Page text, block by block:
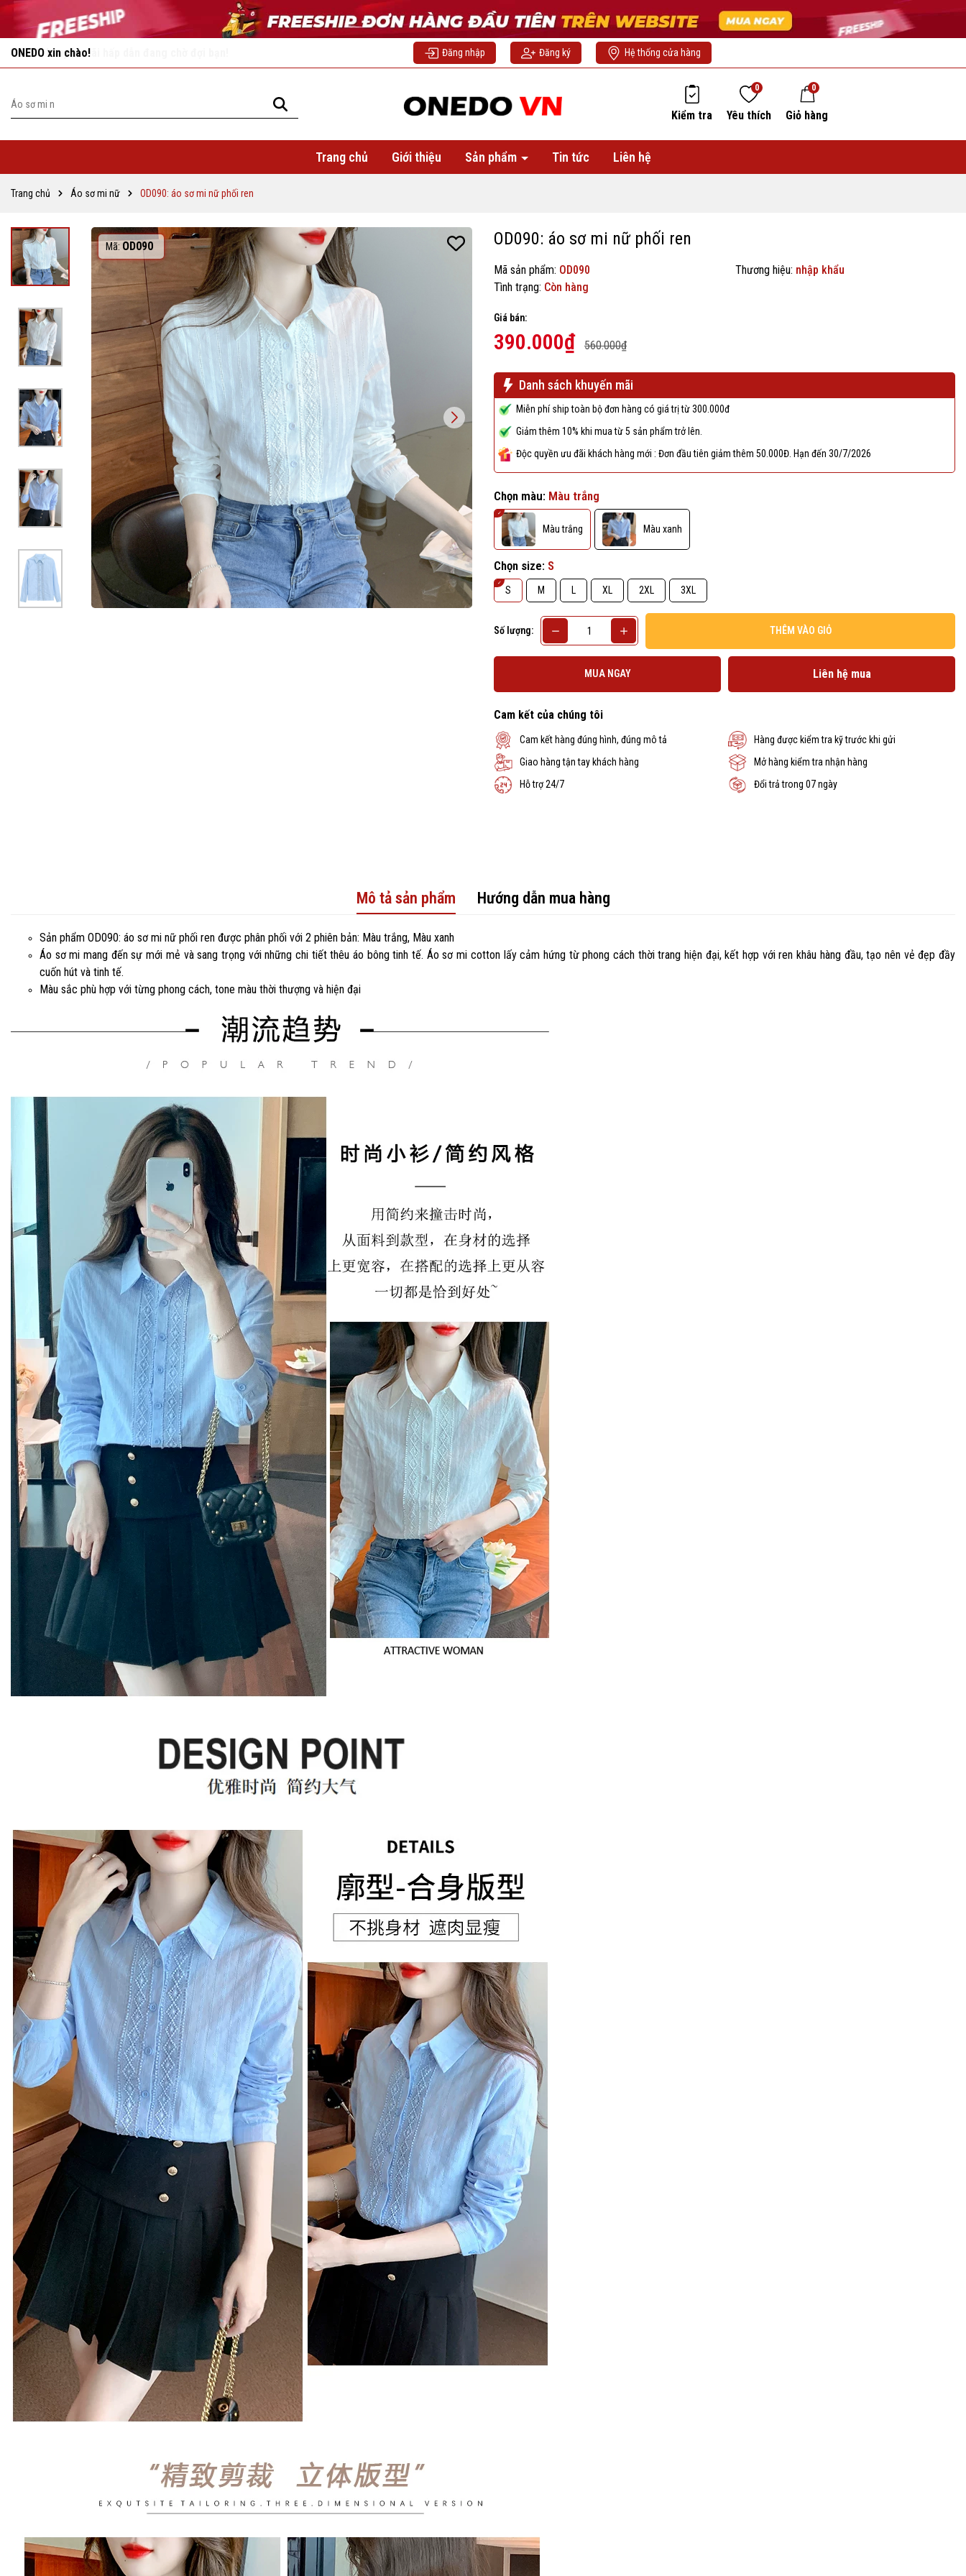
Vô vàn khuyến mãi hấp dẫn đang chờ đợi bạn! Đăng nhập Đăng ký Hệ thống cửa hàng
Kiểm tra Yêu thích
0
Giỏ hàng
0
Trang chủ Giới thiệu Sản phẩm Tin tức Liên hệ
Trang chủ Áo sơ mi nữ OD090: áo sơ mi nữ phối ren
Mã: OD090 OD090: áo sơ mi nữ phối ren
Mã sản phẩm: OD090 Thương hiệu: nhập khẩu
Tình trạng: Còn hàng
Giá bán:
390.000₫ 560.000₫
Danh sách khuyến mãi
Miễn phí ship toàn bộ đơn hàng có giá trị từ 300.000đ
Giảm thêm 10% khi mua từ 5 sản phẩm trở lên.
Độc quyền ưu đãi khách hàng mới : Đơn đầu tiên giảm thêm 50.000Đ. Hạn đến 30/7/2026
Chọn màu: Màu trắng
Màu trắng Màu xanh
Chọn size: S
S M L XL 2XL 3XL
Số lượng: THÊM VÀO GIỎ
MUA NGAY Liên hệ mua
Cam kết của chúng tôi
Cam kết hàng đúng hình, đúng mô tả
Hàng được kiểm tra kỹ trước khi gửi
Giao hàng tận tay khách hàng
Mở hàng kiểm tra nhận hàng
Hỗ trợ 24/7
Đổi trả trong 07 ngày
Mô tả sản phẩm Hướng dẫn mua hàng
Sản phẩm OD090: áo sơ mi nữ phối ren được phân phối với 2 phiên bản: Màu trắng, Màu xanh
Áo sơ mi mang đến sự mới mẻ và sang trọng với những chi tiết thêu áo bông tinh tế. Áo sơ mi cotton lấy cảm hứng từ phong cách thời trang hiện đại, kết hợp với ren khâu hàng đầu, tạo nên vẻ đẹp đầy
cuốn hút và tinh tế.
Màu sắc phù hợp với từng phong cách, tone màu thời thượng và hiện đại